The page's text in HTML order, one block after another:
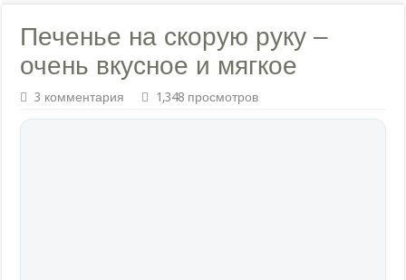
Печенье на скорую руку –
очень вкусное и мягкое
3 комментария 1,348 просмотров